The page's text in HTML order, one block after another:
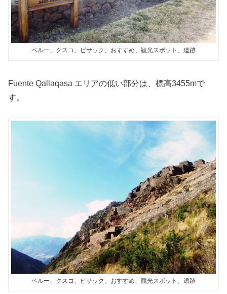
ペルー、クスコ、ピサック、おすすめ、観光スポット、遺跡
Fuente Qallaqasa エリアの低い部分は、標高3455mで
す。
ペルー、クスコ、ピサック、おすすめ、観光スポット、遺跡